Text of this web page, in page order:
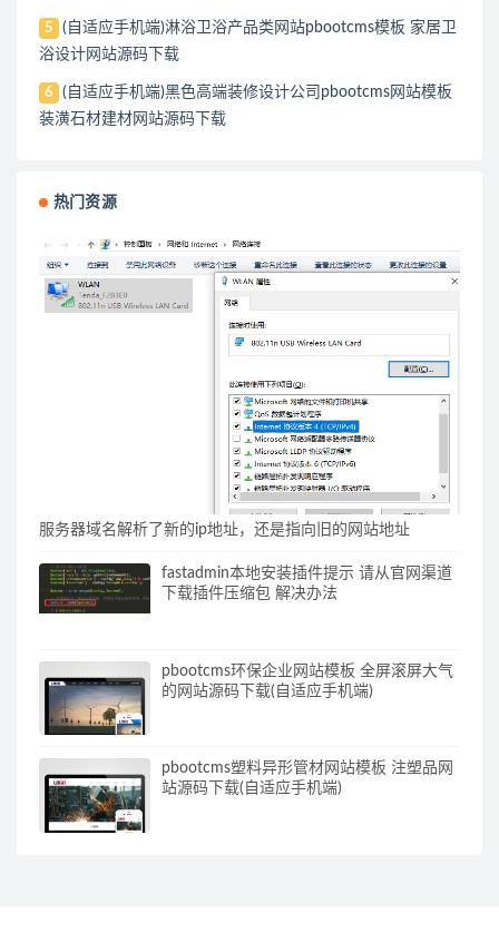
5
(自适应手机端)淋浴卫浴产品类网站pbootcms模板 家居卫
浴设计网站源码下载
6
(自适应手机端)黑色高端装修设计公司pbootcms网站模板
装潢石材建材网站源码下载
热门资源
服务器域名解析了新的ip地址，还是指向旧的网站地址
fastadmin本地安装插件提示 请从官网渠道
下载插件压缩包 解决办法
pbootcms环保企业网站模板 全屏滚屏大气
的网站源码下载(自适应手机端)
pbootcms塑料异形管材网站模板 注塑品网
站源码下载(自适应手机端)